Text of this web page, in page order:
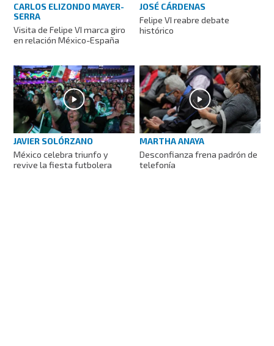
CARLOS ELIZONDO MAYER-
SERRA
Visita de Felipe VI marca giro
en relación México-España
JOSÉ CÁRDENAS
Felipe VI reabre debate
histórico
JAVIER SOLÓRZANO
México celebra triunfo y
revive la fiesta futbolera
MARTHA ANAYA
Desconfianza frena padrón de
telefonía